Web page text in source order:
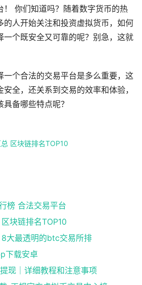
你们知道吗？随着数字货币的热
的人开始关注和投资虚拟货币，如何
一个既安全又可靠的呢？别急，这就
一个合法的交易平台是多么重要，这
全，还关系到交易的效率和体验，
备哪些特点呢？
区块链排名TOP10
榜 合法交易平台
块链排名TOP10
大最透明的btc交易所排
下载安卓
现｜详细教程和注意事项